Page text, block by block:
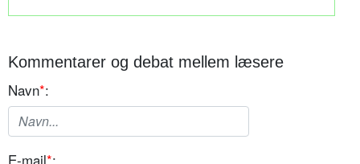
Kommentarer og debat mellem læsere
Navn*:
E-mail*: